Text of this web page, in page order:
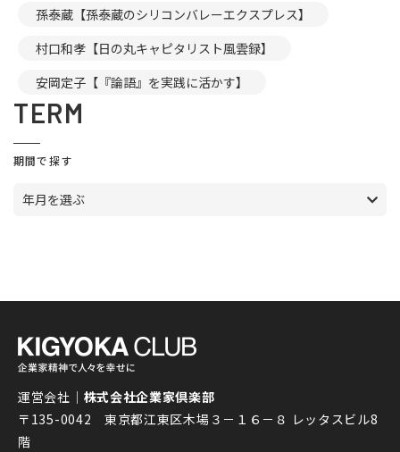
孫泰蔵【孫泰蔵のシリコンバレーエクスプレス】
村口和孝【日の丸キャピタリスト風雲録】
安岡定子【『論語』を実践に活かす】
TERM
期間で探す
年月を選ぶ
運営会社｜ 株式会社企業家倶楽部
〒135-0042 東京都江東区木場３－１６－８ レッタスビル8
階